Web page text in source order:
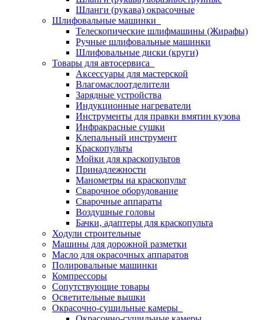
Шланги (рукава) окрасочные
Шлифовальные машинки
Телескопические шлифмашины (Жирафы)
Ручные шлифовальные машинки
Шлифовальные диски (круги)
Товары для автосервиса
Аксессуары для мастерской
Влагомаслоотделители
Зарядные устройства
Индукционные нагреватели
Инструменты для правки вмятин кузова
Инфракрасные сушки
Клепальный инструмент
Краскопульты
Мойки для краскопультов
Принадлежности
Манометры на краскопульт
Сварочное оборудование
Сварочные аппараты
Воздушные головы
Бачки, адаптеры для краскопульта
Ходули строительные
Машины для дорожной разметки
Масло для окрасочных аппаратов
Полировальные машинки
Компрессоры
Сопутствующие товары
Осветительные вышки
Окрасочно-сушильные камеры